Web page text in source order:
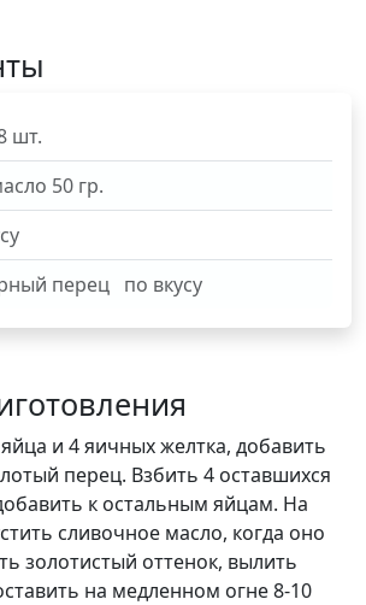
шт.
50 гр.
перец по вкусу
и 4 яичных желтка, добавить
перец. Взбить 4 оставшихся
к остальным яйцам. На
сливочное масло, когда оно
золотистый оттенок, вылить
на медленном огне 8-10